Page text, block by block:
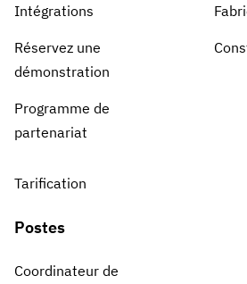
Intégrations
Réservez une
démonstration
Programme de
partenariat
Tarification
Postes
Coordinateur de